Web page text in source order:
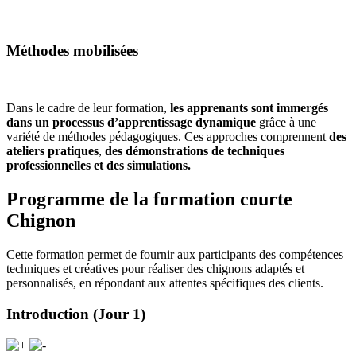
Méthodes mobilisées
Dans le cadre de leur formation, les apprenants sont immergés
dans un processus d’apprentissage dynamique grâce à une
variété de méthodes pédagogiques. Ces approches comprennent des
ateliers pratiques, des démonstrations de techniques
professionnelles et des simulations.
Programme de la formation courte
Chignon
Cette formation permet de fournir aux participants des compétences
techniques et créatives pour réaliser des chignons adaptés et
personnalisés, en répondant aux attentes spécifiques des clients.
Introduction (Jour 1)